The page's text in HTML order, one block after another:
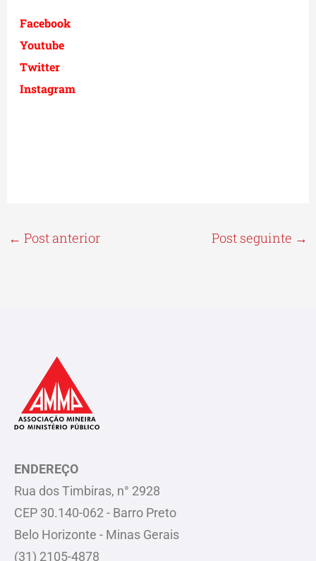
Facebook
Youtube
Twitter
Instagram
← Post anterior Post seguinte →
ENDEREÇO
Rua dos Timbiras, n° 2928
CEP 30.140-062 - Barro Preto
Belo Horizonte - Minas Gerais
(31) 2105-4878